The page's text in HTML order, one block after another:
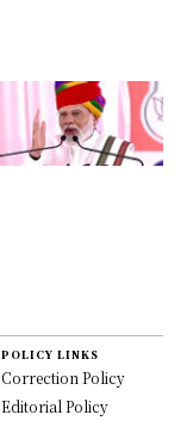
POLICY LINKS
Correction Policy
Editorial Policy